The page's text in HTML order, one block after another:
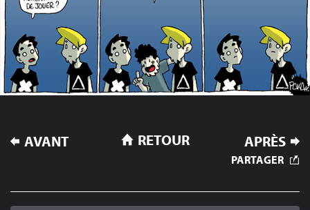
NAVIGATION
DE
AVANT APRÈS
RETOUR
PARTAGER